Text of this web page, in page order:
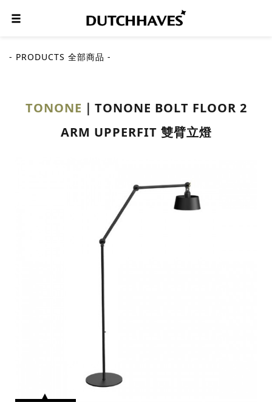
- PRODUCTS 全部商品 -
TONONE
TONONE BOLT FLOOR 2
ARM UPPERFIT 雙臂立燈